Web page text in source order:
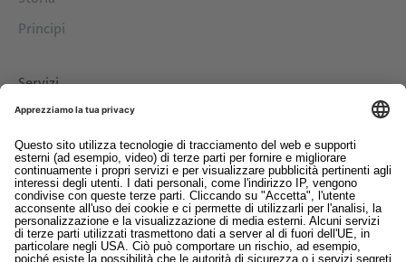
Principi
Servizi
Contatto
EDI